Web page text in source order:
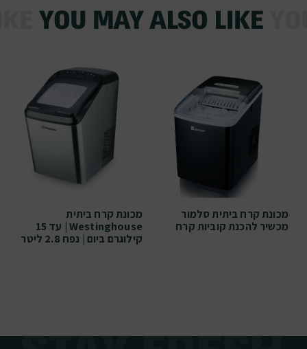
מכונת קרח ביתית סלמור
מכשיר להכנת קוביות קרח
מכונת קרח ביתית
Westinghouse | עד 15
קילוגרם ביום | נפח 2.8 ליטר